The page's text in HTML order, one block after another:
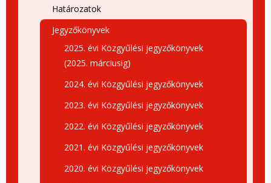
Határozatok
Jegyzőkönyvek
2025. évi Közgyűlési jegyzőkönyvek
(2025. márciusig)
2024. évi Közgyűlési jegyzőkönyvek
2023. évi Közgyűlési jegyzőkönyvek
2022. évi Közgyűlési jegyzőkönyvek
2021. évi Közgyűlési jegyzőkönyvek
2020. évi Közgyűlési jegyzőkönyvek